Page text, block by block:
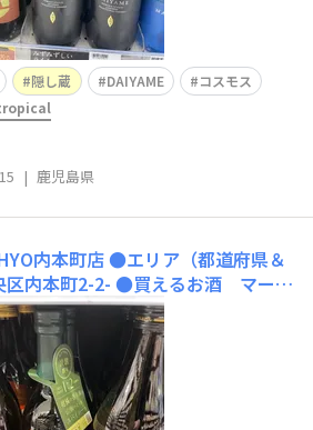
隠し蔵 DAIYAME
コスモス
| 鹿児島県
内本町店 ●エリア（都道府県＆
区内本町2-2- ●買えるお酒 マーガ
し蔵 ●おすすめポイント 夕方から
すいです ●店舗のWebサイト（公